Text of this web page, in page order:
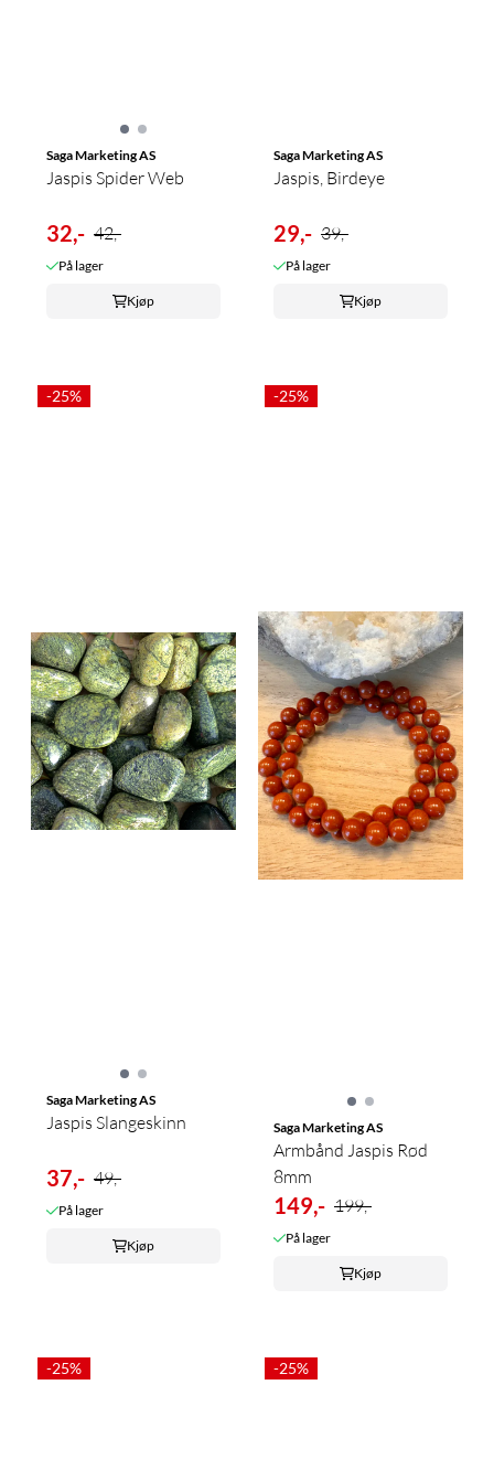
Saga Marketing AS
Jaspis Spider Web
32,- 42,-
På lager
Kjøp
Saga Marketing AS
Jaspis, Birdeye
29,- 39,-
På lager
Kjøp
-25%
Saga Marketing AS
Jaspis Slangeskinn
37,- 49,-
På lager
Kjøp
-25%
Saga Marketing AS
Armbånd Jaspis Rød
8mm
149,- 199,-
På lager
Kjøp
-25% -25%